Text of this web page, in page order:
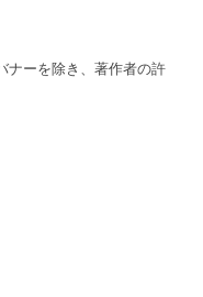
ナーを除き、著作者の許